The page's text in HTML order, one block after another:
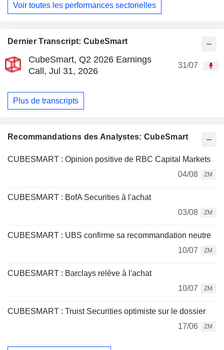
Dernier Transcript: CubeSmart
CubeSmart, Q2 2026 Earnings
Call, Jul 31, 2026
31/07
Plus de transcripts
Recommandations des Analystes: CubeSmart
CUBESMART : Opinion positive de RBC Capital Markets
04/08
ZM
CUBESMART : BofA Securities à l'achat
03/08
ZM
CUBESMART : UBS confirme sa recommandation neutre
10/07
ZM
CUBESMART : Barclays relève à l'achat
10/07
ZM
CUBESMART : Truist Securities optimiste sur le dossier
17/06
ZM
Voir toutes les performances sectorielles